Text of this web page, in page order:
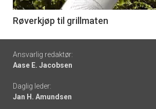
6
Røverkjøp til grillmaten
Footer
-
links
Ansvarlig redaktør:
Aase E. Jacobsen
Daglig leder:
Jan H. Amundsen